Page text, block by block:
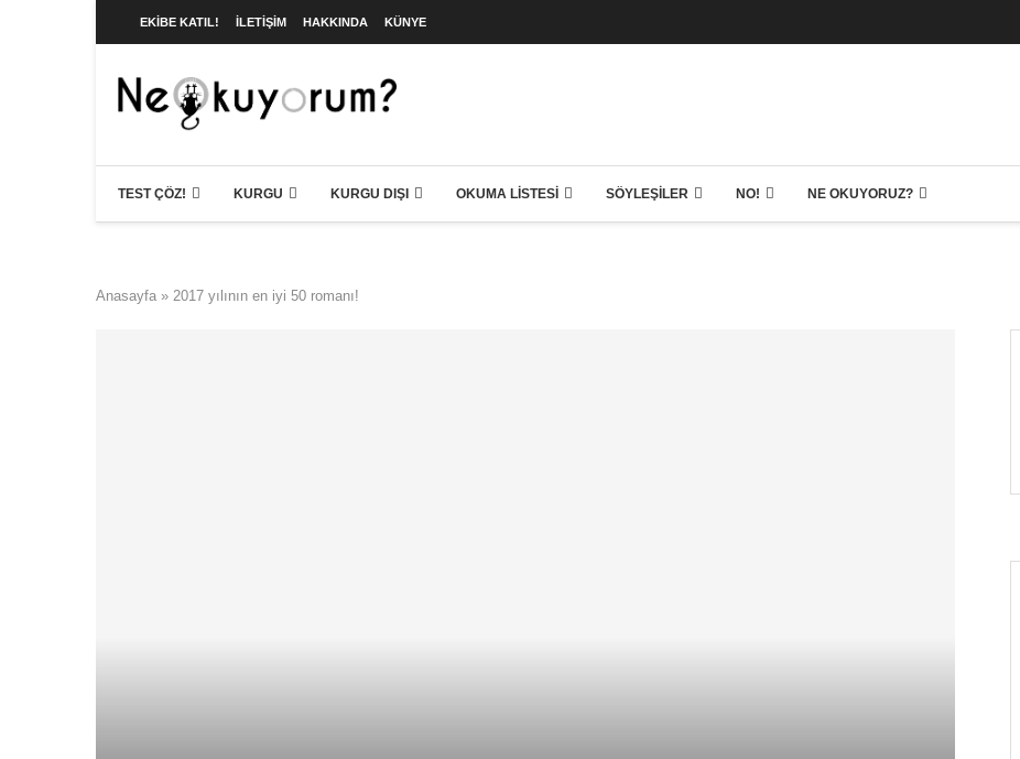
EKIBE KATIL! İLETIŞIM HAKKINDA KÜNYE
TEST ÇÖZ! KURGU KURGU DIŞI OKUMA LISTESI SÖYLEŞILER NO! NE OKUYORUZ?
Anasayfa » 2017 yılının en iyi 50 romanı!